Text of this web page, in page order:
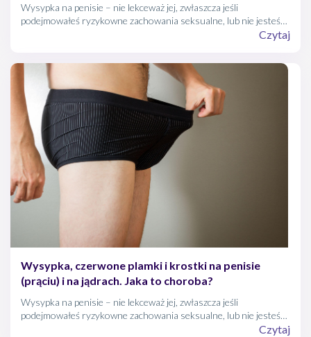
Wysypka na penisie – nie lekceważ jej, zwłaszcza jeśli
podejmowałeś ryzykowne zachowania seksualne, lub nie jesteś
pewny wierności osoby, z którą dzielisz łoże. Wysypka na prąciu
wysypka na penisie po stosunku może być efektem zwykłego
podrażnienia skóry członka.
Czytaj
Wysypka, czerwone plamki i krostki na penisie
(prąciu) i na jądrach. Jaka to choroba?
Wysypka na penisie – nie lekceważ jej, zwłaszcza jeśli
podejmowałeś ryzykowne zachowania seksualne, lub nie jesteś
pewny wierności osoby, z którą dzielisz łoże. Wysypka na prąciu
Czytaj